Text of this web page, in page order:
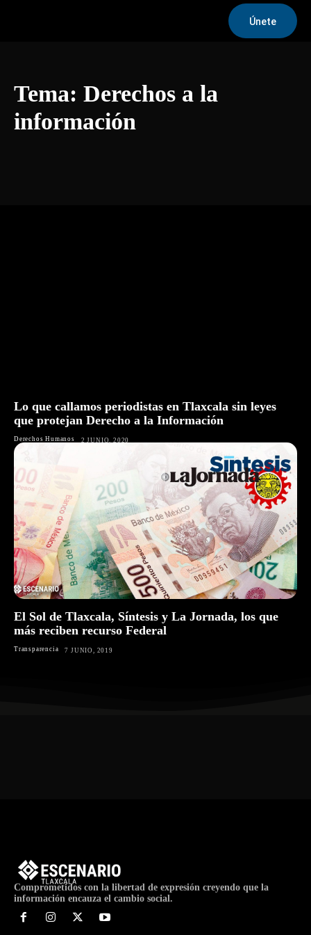
Únete
Tema: Derechos a la
información
Lo que callamos periodistas en Tlaxcala sin leyes
que protejan Derecho a la Información
Derechos Humanos 2 JUNIO, 2020
El Sol de Tlaxcala, Síntesis y La Jornada, los que
más reciben recurso Federal
Transparencia 7 JUNIO, 2019
Comprometidos con la libertad de expresión creyendo que la
información encauza el cambio social.